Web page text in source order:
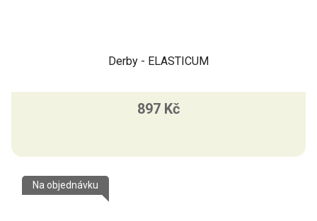
Derby - ELASTICUM
897 Kč
Na objednávku